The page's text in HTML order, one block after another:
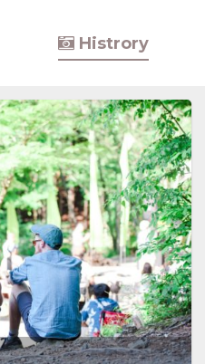
Histrory